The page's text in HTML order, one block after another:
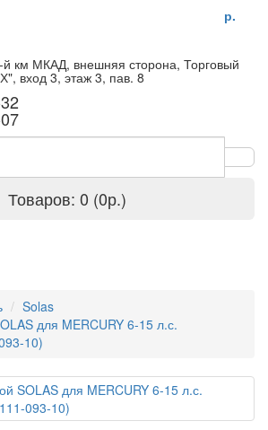
р.
й км МКАД, внешняя сторона, Торговый
вход 3, этаж 3, пав. 8
Товаров: 0 (0р.)
Solas
для MERCURY 6-15 л.с.
10)